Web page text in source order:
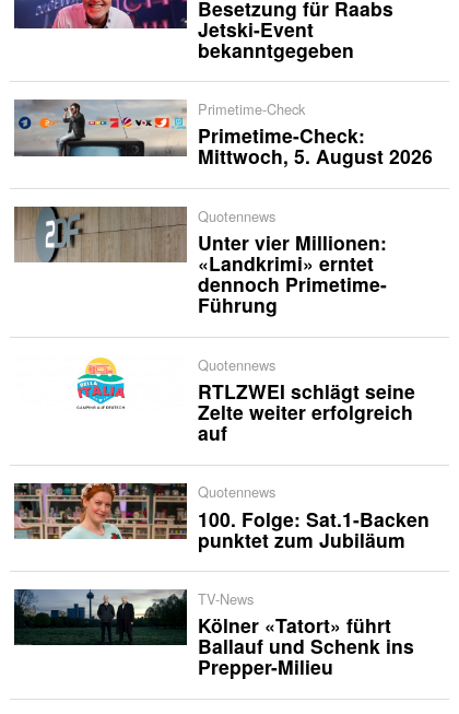
Besetzung für Raabs
Jetski-Event
bekanntgegeben
Primetime-Check
Primetime-Check:
Mittwoch, 5. August 2026
Quotennews
Unter vier Millionen:
«Landkrimi» erntet
dennoch Primetime-
Führung
Quotennews
RTLZWEI schlägt seine
Zelte weiter erfolgreich
auf
Quotennews
100. Folge: Sat.1-Backen
punktet zum Jubiläum
TV-News
Kölner «Tatort» führt
Ballauf und Schenk ins
Prepper-Milieu